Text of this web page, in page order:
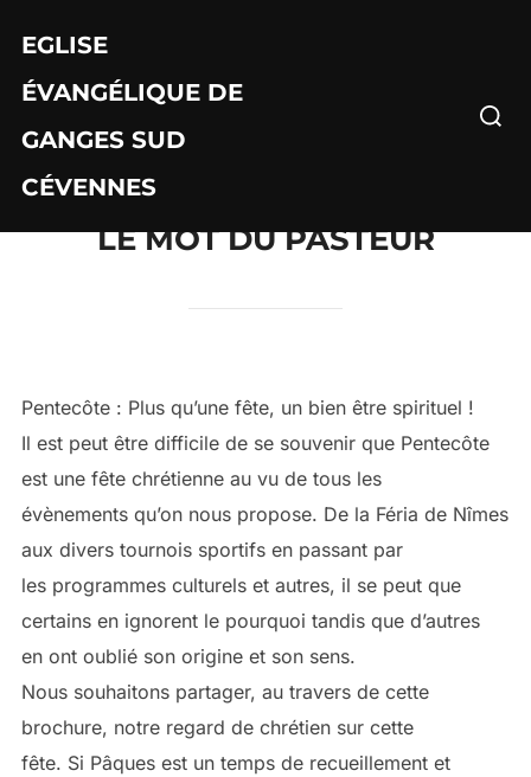
contenu
EGLISE
ÉVANGÉLIQUE DE
GANGES SUD
CÉVENNES
LE MOT DU PASTEUR
Pentecôte : Plus qu’une fête, un bien être spirituel !
Il est peut être difficile de se souvenir que Pentecôte
est une fête chrétienne au vu de tous les
évènements qu’on nous propose. De la Féria de Nîmes
aux divers tournois sportifs en passant par
les programmes culturels et autres, il se peut que
certains en ignorent le pourquoi tandis que d’autres
en ont oublié son origine et son sens.
Nous souhaitons partager, au travers de cette
brochure, notre regard de chrétien sur cette
fête. Si Pâques est un temps de recueillement et